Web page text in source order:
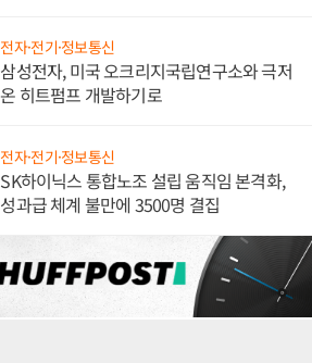
전자·전기·정보통신
삼성전자, 미국 오크리지국립연구소와 극저
온 히트펌프 개발하기로
전자·전기·정보통신
SK하이닉스 통합노조 설립 움직임 본격화,
성과급 체계 불만에 3500명 결집